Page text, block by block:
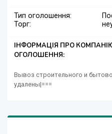
Тип оголошення:
Торг:
ІНФОРМАЦІЯ ПРО
ОГОЛОШЕННЯ:
Вывоз строительного и
удалены|===